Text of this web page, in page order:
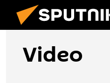
Video